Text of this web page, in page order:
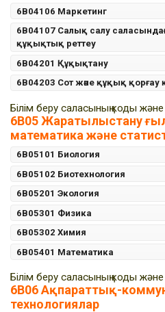
6B04106 Маркетинг
6B04107 Салық салу
құқықтық реттеу
6B04201 Құқықтану
6В04203 Сот және құқық қорғау
Білім беру саласының коды
6B05 Жаратылыстану
математика және
6B05101 Биология
6B05102 Биотехнология
6B05201 Экология
6B05301 Физика
6B05302 Химия
6B05401 Математика
Білім беру саласының коды
6B06 Ақпараттық-
технологиялар